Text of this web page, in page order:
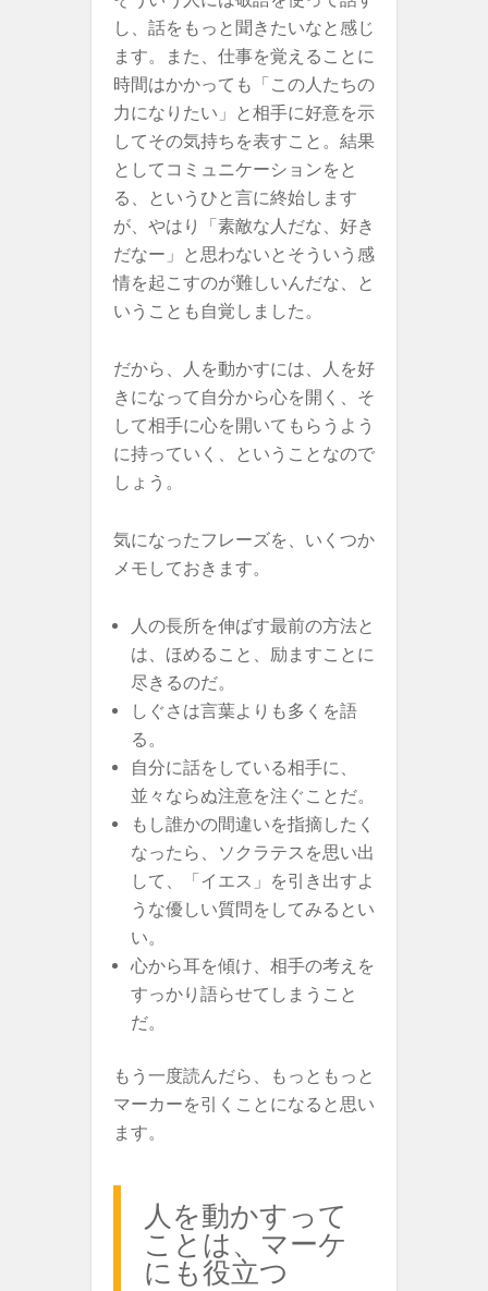
し、話をもっと聞きたいなと感じ
ます。また、仕事を覚えることに
時間はかかっても「この人たちの
力になりたい」と相手に好意を示
してその気持ちを表すこと。結果
としてコミュニケーションをと
る、というひと言に終始します
が、やはり「素敵な人だな、好き
だなー」と思わないとそういう感
情を起こすのが難しいんだな、と
いうことも自覚しました。
だから、人を動かすには、人を好
きになって自分から心を開く、そ
して相手に心を開いてもらうよう
に持っていく、ということなので
しょう。
気になったフレーズを、いくつか
メモしておきます。
人の長所を伸ばす最前の方法と
は、ほめること、励ますことに
尽きるのだ。
しぐさは言葉よりも多くを語
る。
自分に話をしている相手に、
並々ならぬ注意を注ぐことだ。
もし誰かの間違いを指摘したく
なったら、ソクラテスを思い出
して、「イエス」を引き出すよ
うな優しい質問をしてみるとい
い。
心から耳を傾け、相手の考えを
すっかり語らせてしまうこと
だ。
もう一度読んだら、もっともっと
マーカーを引くことになると思い
ます。
人を動かすって
ことは、マーケ
にも役立つ